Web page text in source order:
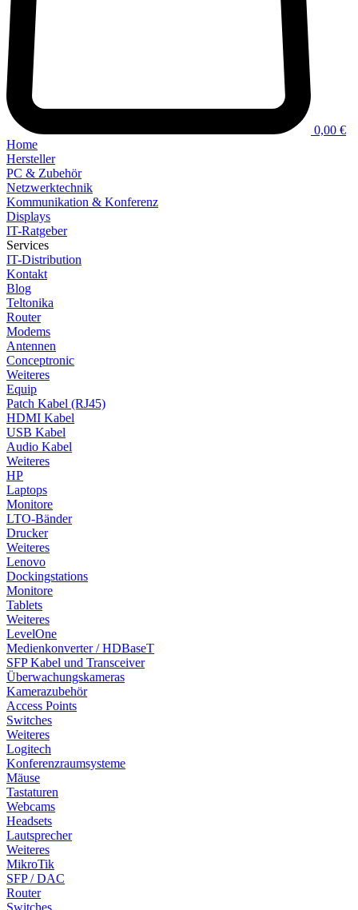
0,00 €
Home
Hersteller
PC & Zubehör
Netzwerktechnik
Kommunikation & Konferenz
Displays
IT-Ratgeber
Services
IT-Distribution
Kontakt
Blog
Teltonika
Router
Modems
Antennen
Conceptronic
Weiteres
Equip
Patch Kabel (RJ45)
HDMI Kabel
USB Kabel
Audio Kabel
Weiteres
HP
Laptops
Monitore
LTO-Bänder
Drucker
Weiteres
Lenovo
Dockingstations
Monitore
Tablets
Weiteres
LevelOne
Medienkonverter / HDBaseT
SFP Kabel und Transceiver
Überwachungskameras
Kamerazubehör
Access Points
Switches
Weiteres
Logitech
Konferenzraumsysteme
Mäuse
Tastaturen
Webcams
Headsets
Lautsprecher
Weiteres
MikroTik
SFP / DAC
Router
Switches